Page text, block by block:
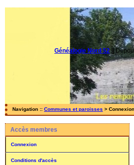
Généalogie Nord 52||
Navigation :: Communes et paroisses >
Accès membres
Connexion
Conditions d'accès